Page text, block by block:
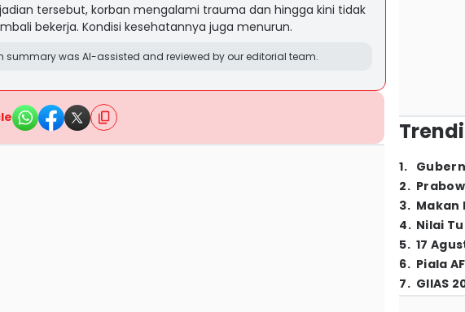
tersebut, korban mengalami trauma dan hingga kini tidak
bekerja. Kondisi kesehatannya juga menurun.
summary was AI-assisted and reviewed by our editorial team.
1.
2.
3. Makan
4. Nilai
5. 17
6. Piala
7. GIIAS